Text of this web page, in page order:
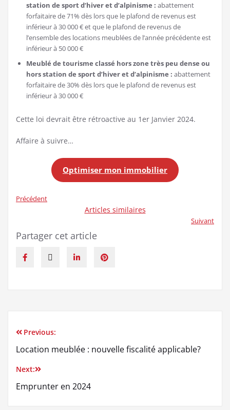
station de sport d’hiver et d’alpinisme : abattement
forfaitaire de 71% dès lors que le plafond de revenus est
inférieur à 30 000 € et que le plafond de revenus de
l’ensemble des locations meublées de l’année précédente est
inférieur à 50 000 €
Meublé de tourisme classé hors zone très peu dense ou
hors station de sport d’hiver et d’alpinisme : abattement
forfaitaire de 30% dès lors que le plafond de revenus est
inférieur à 30 000 €
Cette loi devrait être rétroactive au 1er Janvier 2024.
Affaire à suivre…
Optimiser mon immobilier
Précédent
Articles similaires
Suivant
Partager cet article
Previous:
Location meublée : nouvelle fiscalité applicable?
Next:
Emprunter en 2024